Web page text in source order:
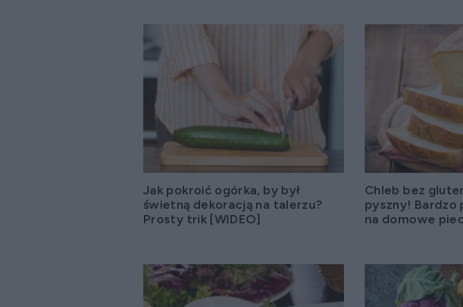
Jak pokroić ogórka, by był
świetną dekoracją na talerzu?
Prosty trik [WIDEO]
Chleb bez
pyszny! Bardzo
na domowe